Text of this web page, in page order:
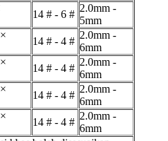
14 # - 6 #
2.0mm -
5mm
14 # - 4 #
2.0mm -
6mm
14 # - 4 #
2.0mm -
6mm
14 # - 4 #
2.0mm -
6mm
14 # - 4 #
2.0mm -
6mm